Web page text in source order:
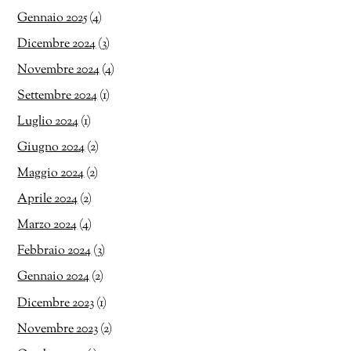
Gennaio 2025(4)
Dicembre 2024(3)
Novembre 2024(4)
Settembre 2024(1)
Luglio 2024(1)
Giugno 2024(2)
Maggio 2024(2)
Aprile 2024(2)
Marzo 2024(4)
Febbraio 2024(3)
Gennaio 2024(2)
Dicembre 2023(1)
Novembre 2023(2)